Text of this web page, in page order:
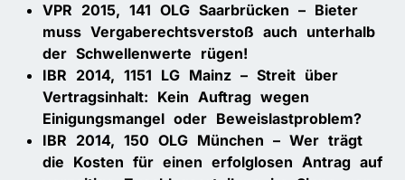
VPR 2015, 141 OLG Saarbrücken – Bieter
muss Vergaberechtsverstoß auch unterhalb
der Schwellenwerte rügen!
IBR 2014, 1151 LG Mainz – Streit über
Vertragsinhalt: Kein Auftrag wegen
Einigungsmangel oder Beweislastproblem?
IBR 2014, 150 OLG München – Wer trägt
die Kosten für einen erfolglosen Antrag auf